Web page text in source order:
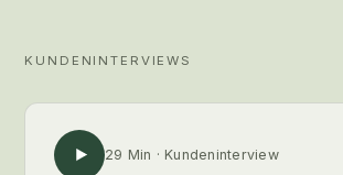
KUNDENINTERVIEWS
29 Min · Kundeninterview